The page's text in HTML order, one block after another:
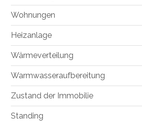
Wohnungen
Heizanlage
Wärmeverteilung
Warmwasseraufbereitung
Zustand der Immobilie
Standing